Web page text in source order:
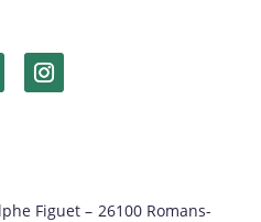
Figuet – 26100 Romans-